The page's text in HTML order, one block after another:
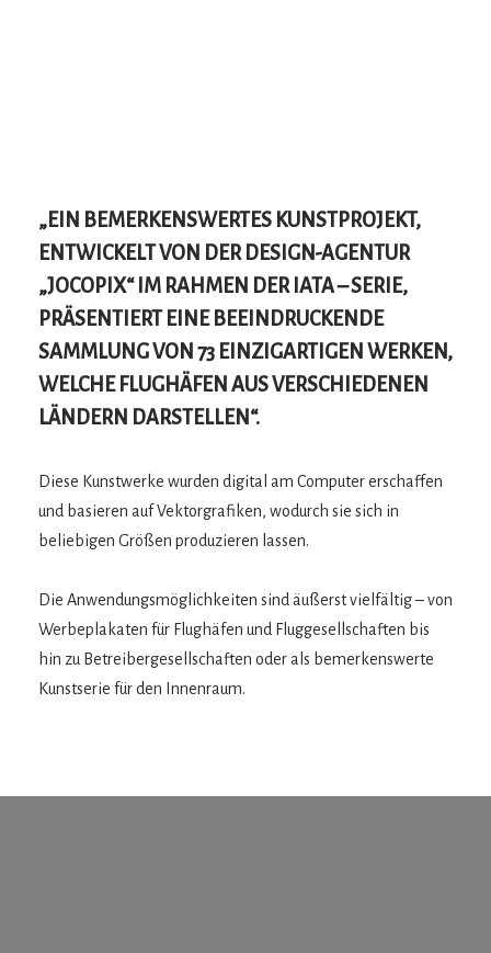
„EIN BEMERKENSWERTES KUNSTPROJEKT,
ENTWICKELT VON DER DESIGN-AGENTUR
„JOCOPIX“ IM RAHMEN DER IATA – SERIE,
PRÄSENTIERT EINE BEEINDRUCKENDE
SAMMLUNG VON 73 EINZIGARTIGEN WERKEN,
WELCHE FLUGHÄFEN AUS VERSCHIEDENEN
LÄNDERN DARSTELLEN“.
Diese Kunstwerke wurden digital am Computer erschaffen
und basieren auf Vektorgrafiken, wodurch sie sich in
beliebigen Größen produzieren lassen.
Die Anwendungsmöglichkeiten sind äußerst vielfältig – von
Werbeplakaten für Flughäfen und Fluggesellschaften bis
hin zu Betreibergesellschaften oder als bemerkenswerte
Kunstserie für den Innenraum.